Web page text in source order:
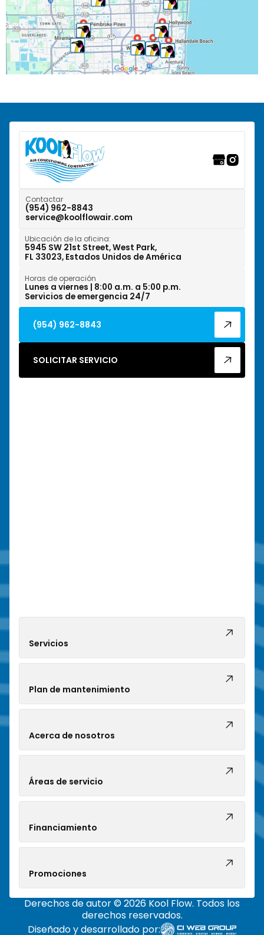
Parkland, FL
Pembroke Park, FL
Pembroke Pines, FL
Riverwalk Fort Lauderdale, FL
Tamarac, FL
Weston, FL
West Park, FL
Wilton Manors, FL
Contactar
(954) 962-8843
service@koolflowair.com
Ubicación de la oficina:
5945 SW 21st Street, West Park,
FL 33023, Estados Unidos de América
Horas de operación
Lunes a viernes | 8:00 a.m. a 5:00 p.m.
Servicios de emergencia 24/7
(954) 962-8843
SOLICITAR SERVICIO
Servicios
Plan de mantenimiento
Acerca de nosotros
Áreas de servicio
Financiamiento
Promociones
Derechos de autor © 2026 Kool Flow. Todos los
derechos reservados.
Diseñado y desarrollado por: